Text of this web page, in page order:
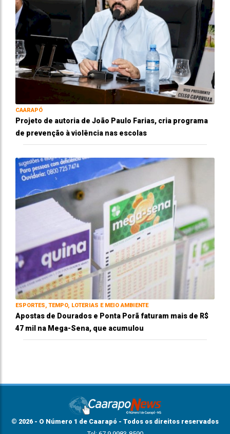
CAARAPÓ
Projeto de autoria de João Paulo Farias, cria programa
de prevenção à violência nas escolas
ESPORTES, TEMPO, LOTERIAS E MEIO AMBIENTE
Apostas de Dourados e Ponta Porã faturam mais de R$
47 mil na Mega-Sena, que acumulou
© 2026 - O Número 1 de Caarapó - Todos os direitos reservados